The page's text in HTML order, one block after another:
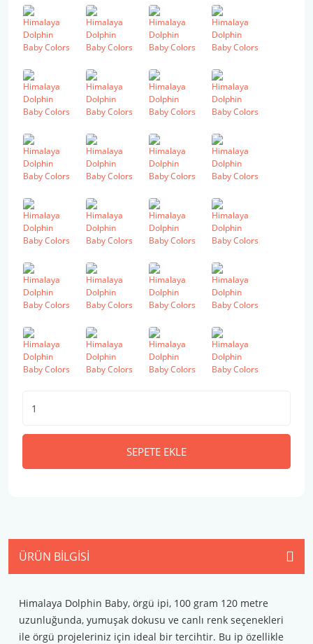
SEPETE EKLE
ÜRÜN BILGISI
Himalaya Dolphin Baby, örgü ipi, 100 gram 120 metre
uzunluğunda, yumuşak dokusu ve canlı renk seçenekleri
ile örgü projeleriniz için ideal bir tercihtir. Bu ip özellikle